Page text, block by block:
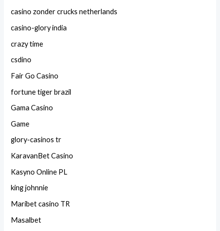
casino zonder crucks netherlands
casino-glory india
crazy time
csdino
Fair Go Casino
fortune tiger brazil
Gama Casino
Game
glory-casinos tr
KaravanBet Casino
Kasyno Online PL
king johnnie
Maribet casino TR
Masalbet